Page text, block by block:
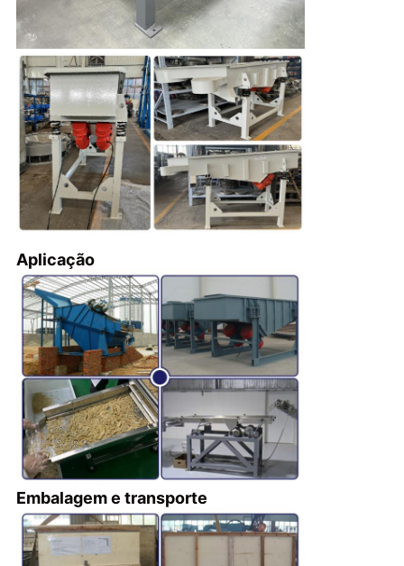
Aplicação
Embalagem e transporte